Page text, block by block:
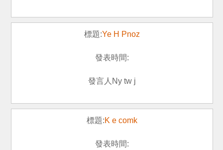
Ye H Pnoz
Ny tw j
K e comk